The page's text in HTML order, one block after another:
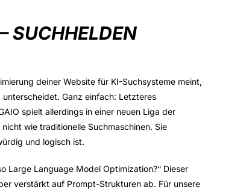
SUCHHELDEN
deiner Website für KI-Suchsysteme meint,
unterscheidet. Ganz einfach: Letzteres
spielt allerdings in einer neuen Liga der
wie traditionelle Suchmaschinen. Sie
und logisch ist.
Large Language Model Optimization?“ Dieser
verstärkt auf Prompt-Strukturen ab. Für unsere